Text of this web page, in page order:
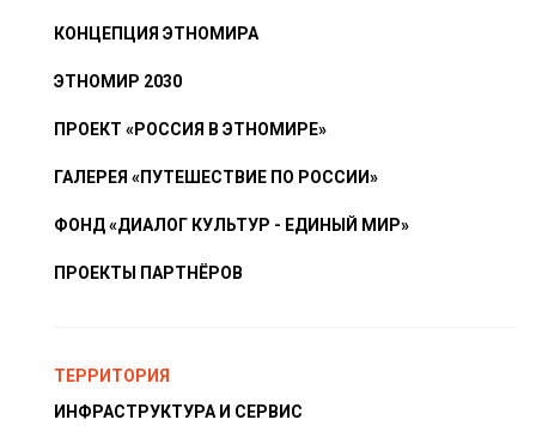
КОНЦЕПЦИЯ ЭТНОМИРА
ЭТНОМИР 2030
ПРОЕКТ «РОССИЯ В ЭТНОМИРЕ»
ГАЛЕРЕЯ «ПУТЕШЕСТВИЕ ПО РОССИИ»
ФОНД «ДИАЛОГ КУЛЬТУР - ЕДИНЫЙ МИР»
ПРОЕКТЫ ПАРТНЁРОВ
ТЕРРИТОРИЯ
ИНФРАСТРУКТУРА И СЕРВИС